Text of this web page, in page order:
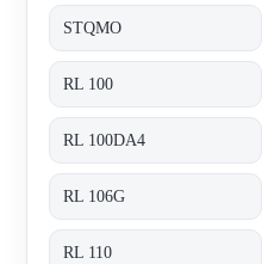
STQMO
RL 100
RL 100DA4
RL 106G
RL 110